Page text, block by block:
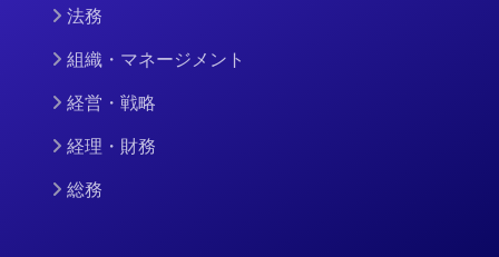
法務
組織・マネージメント
経営・戦略
経理・財務
総務